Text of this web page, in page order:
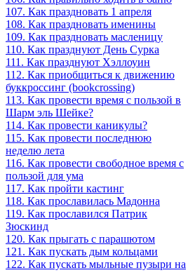
107. Как праздновать 1 апреля
108. Как праздновать именины
109. Как праздновать масленицу
110. Как празднуют День Сурка
111. Как празднуют Хэллоуин
112. Как приобщиться к движению
буккроссинг (bookcrossing)
113. Как провести время с пользой в
Шарм эль Шейке?
114. Как провести каникулы?
115. Как провести последнюю
неделю лета
116. Как провести свободное время с
пользой для ума
117. Как пройти кастинг
118. Как прославилась Мадонна
119. Как прославился Патрик
Зюскинд
120. Как прыгать с парашютом
121. Как пускать дым кольцами
122. Как пускать мыльные пузыри на